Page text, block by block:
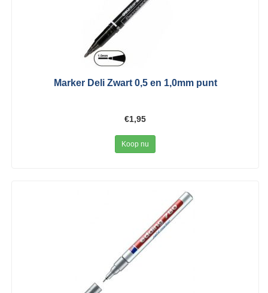
Marker Deli Zwart 0,5 en 1,0mm punt
€1,95
Koop nu